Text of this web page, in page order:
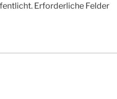
Erforderliche Felder